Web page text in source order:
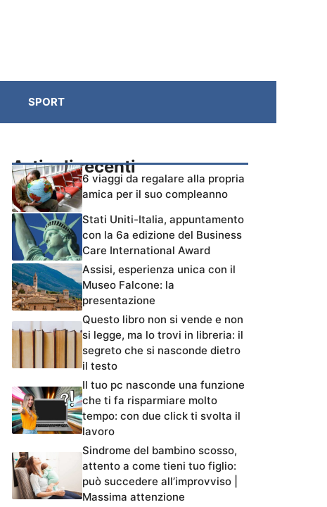
SPORT
Articoli recenti
6 viaggi da regalare alla propria
amica per il suo compleanno
Stati Uniti-Italia, appuntamento
con la 6a edizione del Business
Care International Award
Assisi, esperienza unica con il
Museo Falcone: la
presentazione
Questo libro non si vende e non
si legge, ma lo trovi in libreria: il
segreto che si nasconde dietro
il testo
Il tuo pc nasconde una funzione
che ti fa risparmiare molto
tempo: con due click ti svolta il
lavoro
Sindrome del bambino scosso,
attento a come tieni tuo figlio:
può succedere all’improvviso |
Massima attenzione